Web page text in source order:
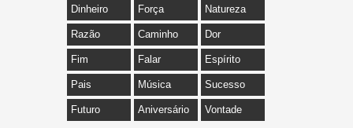
Dinheiro Força Natureza
Razão Caminho Dor
Fim Falar Espírito
Pais Música Sucesso
Futuro Aniversário Vontade